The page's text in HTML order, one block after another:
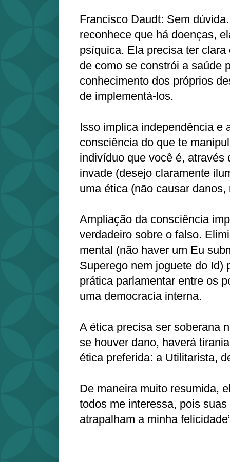
Francisco Daudt: Sem
reconhece que há doenças,
psíquica. Ela precisa ter
de como se constrói a saúde
conhecimento dos próprios
de implementá-los.
Isso implica independência e
consciência do que te
indivíduo que você é, através
invade (desejo claramente
uma ética (não causar
Ampliação da consciência
verdadeiro sobre o falso.
mental (não haver um Eu
Superego nem joguete do Id)
prática parlamentar entre os
uma democracia interna.
A ética precisa ser soberana
se houver dano, haverá
ética preferida: a Utilitarista,
De maneira muito resumida,
todos me interessa, pois
atrapalham a minha